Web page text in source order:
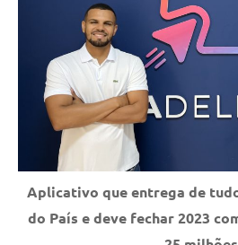
Aplicativo que entrega de
do País e deve fechar 2023